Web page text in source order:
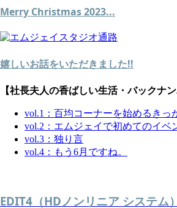
Merry Christmas 2023...
嬉しいお話をいただきました!!
【社長夫人の香ばしい生活・バックナン
vol.1：百均コーナーを始めるきっ
vol.2：エムジェイで初めてのイベ
vol.3：独り言
vol.4：もう6月ですね。
EDIT4（HDノンリニア システム）